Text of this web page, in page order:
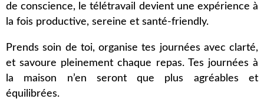
de conscience, le télétravail devient une expérience à
la fois productive, sereine et santé-friendly.
Prends soin de toi, organise tes journées avec clarté,
et savoure pleinement chaque repas. Tes journées à
la maison n’en seront que plus agréables et
équilibrées.